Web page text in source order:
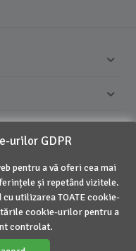
urilor GDPR
pentru a vă oferi cea mai
și repetând vizitele.
utilizarea TOATE cookie-
cookie-urilor pentru a
controlat.